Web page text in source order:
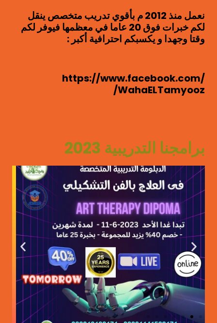
نعمل منذ 2012 م بأقوي تدريب متخصص ينقل
لكم خبرات فوق 20 عاما في معظمها فيوفر لكم
وقتا وجهدا و يكسبكم احترافية أكبر :
https://www.facebook.com/
WahaELTamyooz/
برامجنا التدريبية 2023